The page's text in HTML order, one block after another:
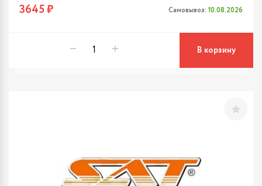
3645 ₽ Самовывоз: 10.08.2026
В корзину